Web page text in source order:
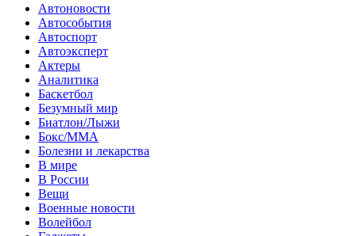
Автоновости
Автособытия
Автоспорт
Автоэксперт
Актеры
Аналитика
Баскетбол
Безумный мир
Биатлон/Лыжи
Бокс/MMA
Болезни и лекарства
В мире
В России
Вещи
Военные новости
Волейбол